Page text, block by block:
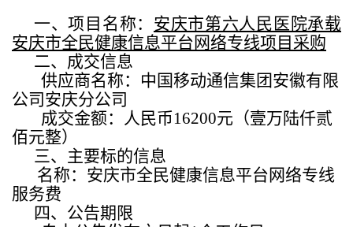
一、项目名称： 安庆市第六人民医院承载
安庆市全民健康信息平台网络专线项目采购
二、成交信息
供应商名称：中国移动通信集团安徽有限
公司安庆分公司
成交金额：人民币16200元（壹万陆仟贰
佰元整）
三、主要标的信息
名称：安庆市全民健康信息平台网络专线
服务费
四、公告期限